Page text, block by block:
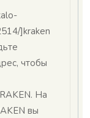
]kraken
чтобы
На
вы